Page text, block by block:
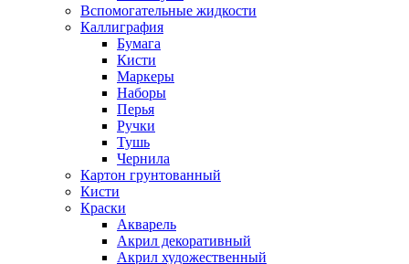
Вспомогательные жидкости
Каллиграфия
Бумага
Кисти
Маркеры
Наборы
Перья
Ручки
Тушь
Чернила
Картон грунтованный
Кисти
Краски
Акварель
Акрил декоративный
Акрил художественный